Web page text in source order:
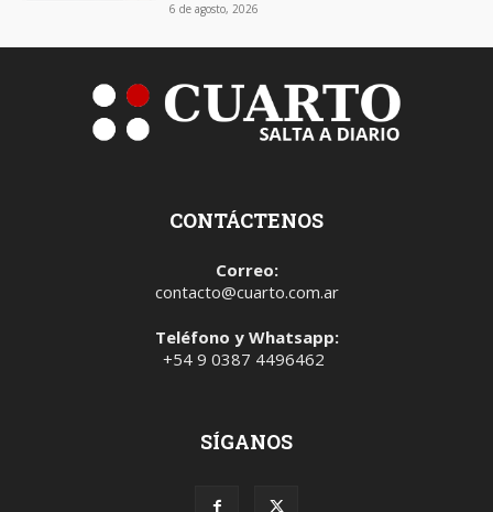
6 de agosto, 2026
CONTÁCTENOS
Correo:
contacto@cuarto.com.ar
Teléfono y Whatsapp:
+54 9 0387 4496462
SÍGANOS